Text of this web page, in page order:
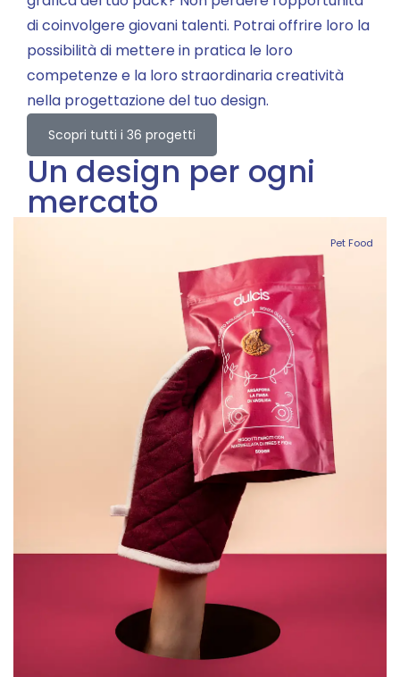
di coinvolgere giovani talenti. Potrai offrire loro la
possibilità di mettere in pratica le loro
competenze e la loro straordinaria creatività
nella progettazione del tuo design.
Scopri tutti i 36 progetti
Un design per ogni
mercato